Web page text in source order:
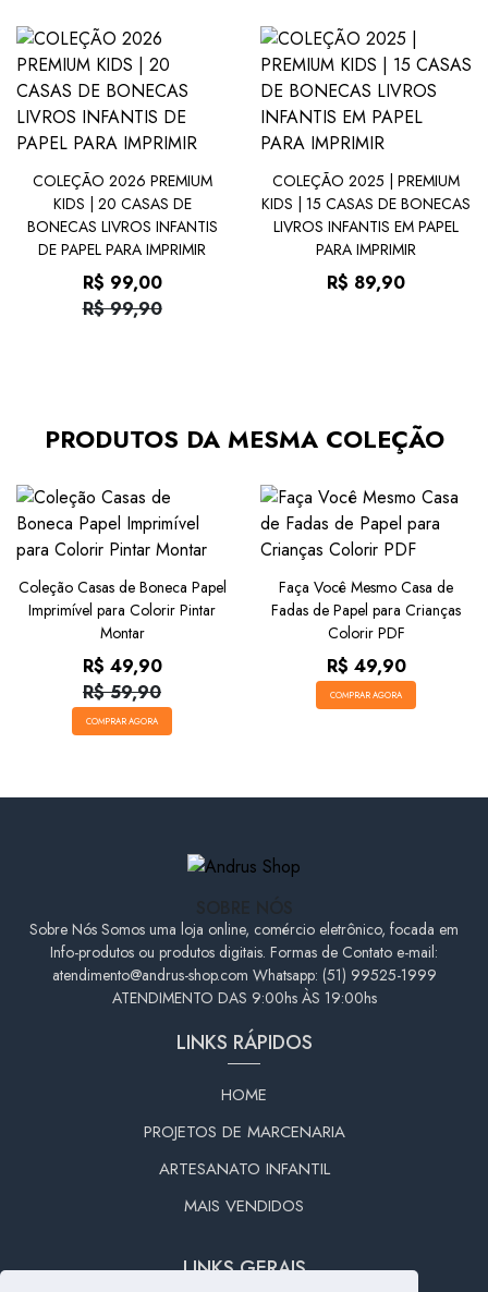
COLEÇÃO 2026 PREMIUM
KIDS | 20 CASAS DE
BONECAS LIVROS INFANTIS
DE PAPEL PARA IMPRIMIR
R$ 99,00
R$ 99,90
COLEÇÃO 2025 | PREMIUM
KIDS | 15 CASAS DE BONECAS
LIVROS INFANTIS EM PAPEL
PARA IMPRIMIR
R$ 89,90
PRODUTOS DA MESMA COLEÇÃO
Coleção Casas de Boneca Papel
Imprimível para Colorir Pintar
Montar
R$ 49,90
R$ 59,90
COMPRAR AGORA
Faça Você Mesmo Casa de
Fadas de Papel para Crianças
Colorir PDF
R$ 49,90
COMPRAR AGORA
Sobre Nós Somos uma loja online, comércio eletrônico, focada em
Info-produtos ou produtos digitais. Formas de Contato e-mail:
atendimento@andrus-shop.com Whatsapp: (51) 99525-1999
ATENDIMENTO DAS 9:00hs ÀS 19:00hs
LINKS RÁPIDOS
HOME
PROJETOS DE MARCENARIA
ARTESANATO INFANTIL
MAIS VENDIDOS
LINKS GERAIS